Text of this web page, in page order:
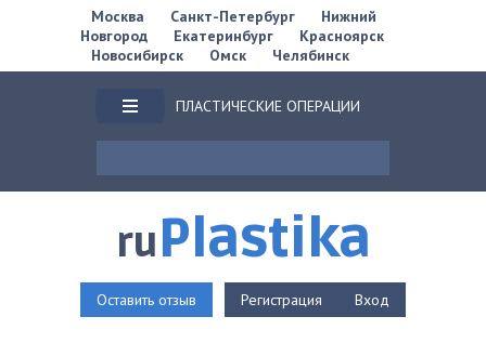
Москва Санкт-Петербург
Нижний
Новгород
Екатеринбург
Красноярск
Новосибирск
Омск Челябинск
ПЛАСТИЧЕСКИЕ ОПЕРАЦИИ
ruPlastika
Оставить отзыв Регистрация Вход